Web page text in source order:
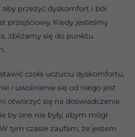
aby przeżyć dyskomfort i ból
przejściowy. Kiedy jesteśmy
zbliżamy się do punktu
czoła uczuciu dyskomfortu,
i uwolnienie się od niego jest
otworzyć się na doświadczenie
by one nie były, abym mógł
tym czasie zaufam, że jestem